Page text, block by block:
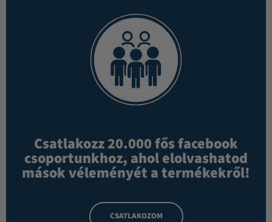
Csatlakozz 20.000 fős facebook
csoportunkhoz, ahol elolvashatod
mások véleményét a termékekről!
CSATLAKOZOM